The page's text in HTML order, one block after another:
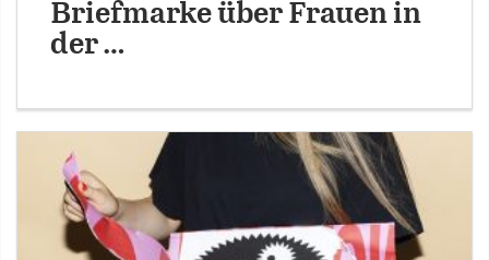
Briefmarke über Frauen in
der …